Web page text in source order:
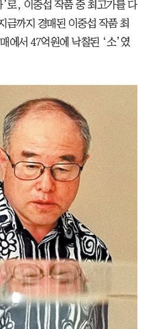
로, 이중섭 작품 중 최고가를 다
금까지 경매된 이중섭 작품 최
에서 47억원에 낙찰된 ‘소’였